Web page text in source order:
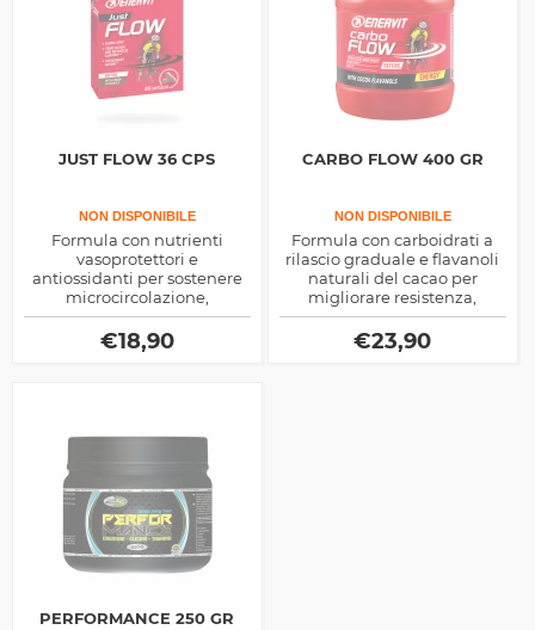
JUST FLOW 36 CPS
NON DISPONIBILE
Formula con nutrienti
vasoprotettori e
antiossidanti per sostenere
microcircolazione,
concentrazione e benessere
cardiovascolare. Migliora
ossigenazione e vitalità
€18,90
CARBO FLOW 400 GR
NON DISPONIBILE
Formula con carboidrati a
rilascio graduale e flavanoli
naturali del cacao per
migliorare resistenza,
ossigenazione e
performance. Ideale per
sport di endurance e attività
€23,90
PERFORMANCE 250 GR